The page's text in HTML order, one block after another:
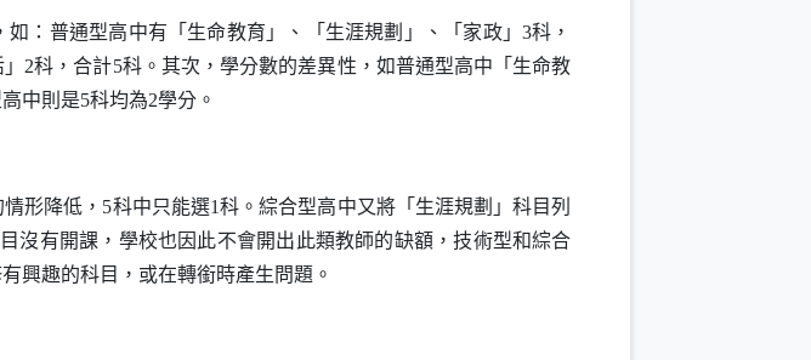
普通型高中有「生命教育」、「生涯規劃」、「家政」3科，
2科，合計5科。其次，學分數的差異性，如普通型高中「生命教
中則是5科均為2學分。
降低，5科中只能選1科。綜合型高中又將「生涯規劃」科目列
沒有開課，學校也因此不會開出此類教師的缺額，技術型和綜合
興趣的科目，或在轉銜時產生問題。